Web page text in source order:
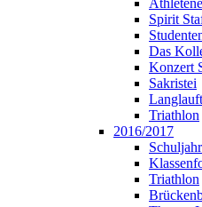
Spirit
Das
Konzert
Sakristei
Triathlon
2016/2017
Triathlon